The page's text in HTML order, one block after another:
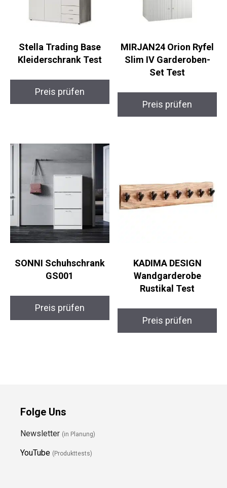
Stella Trading Base
Kleiderschrank Test
Preis prüfen
MIRJAN24 Orion Ryfel
Slim IV Garderoben-
Set Test
Preis prüfen
SONNI Schuhschrank
GS001
Preis prüfen
KADIMA DESIGN
Wandgarderobe
Rustikal Test
Preis prüfen
Folge Uns
Newsletter (in Planung)
YouTube (Produkttests)